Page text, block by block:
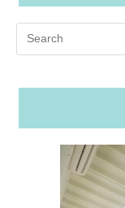
Search
this